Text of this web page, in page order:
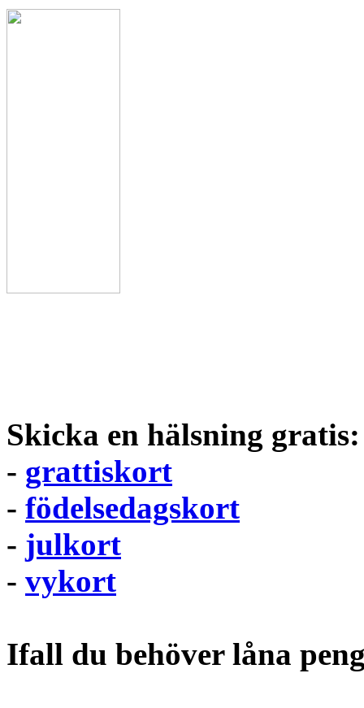
Skicka en hälsning gratis:
- grattiskort
- födelsedagskort
- julkort
- vykort
Ifall du behöver låna